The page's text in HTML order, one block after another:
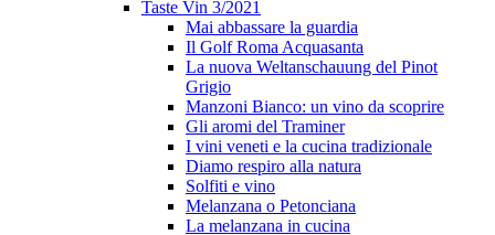
Taste Vin 3/2021
Mai abbassare la guardia
Il Golf Roma Acquasanta
La nuova Weltanschauung del Pinot
Grigio
Manzoni Bianco: un vino da scoprire
Gli aromi del Traminer
I vini veneti e la cucina tradizionale
Diamo respiro alla natura
Solfiti e vino
Melanzana o Petonciana
La melanzana in cucina